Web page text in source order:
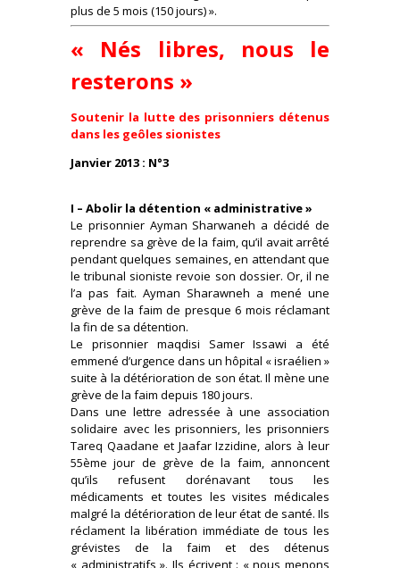
plus de 5 mois (150 jours) ».
« Nés libres, nous le
resterons »
Soutenir la lutte des prisonniers détenus
dans les geôles sionistes
Janvier 2013 : N°3
I – Abolir la détention « administrative »
Le prisonnier Ayman Sharwaneh a décidé de
reprendre sa grève de la faim, qu’il avait arrêté
pendant quelques semaines, en attendant que
le tribunal sioniste revoie son dossier. Or, il ne
l’a pas fait. Ayman Sharawneh a mené une
grève de la faim de presque 6 mois réclamant
la fin de sa détention.
Le prisonnier maqdisi Samer Issawi a été
emmené d’urgence dans un hôpital « israélien »
suite à la détérioration de son état. Il mène une
grève de la faim depuis 180 jours.
Dans une lettre adressée à une association
solidaire avec les prisonniers, les prisonniers
Tareq Qaadane et Jaafar Izzidine, alors à leur
55ème jour de grève de la faim, annoncent
qu’ils refusent dorénavant tous les
médicaments et toutes les visites médicales
malgré la détérioration de leur état de santé. Ils
réclament la libération immédiate de tous les
grévistes de la faim et des détenus
« administratifs ». Ils écrivent : « nous menons